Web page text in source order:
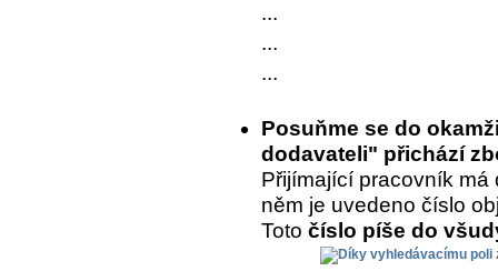
...
...
...
Posuňme se do
dodavateli" přichází
Přijímající pracovník
něm je uvedeno číslo
Toto číslo píše do